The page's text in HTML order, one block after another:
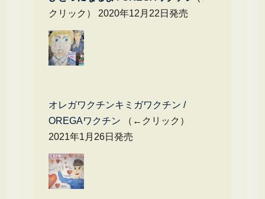
クリック） 2020年12月22日発売
オレガワクチンキミガワクチン /
OREGAワクチン （←クリック）
2021年1月26日発売